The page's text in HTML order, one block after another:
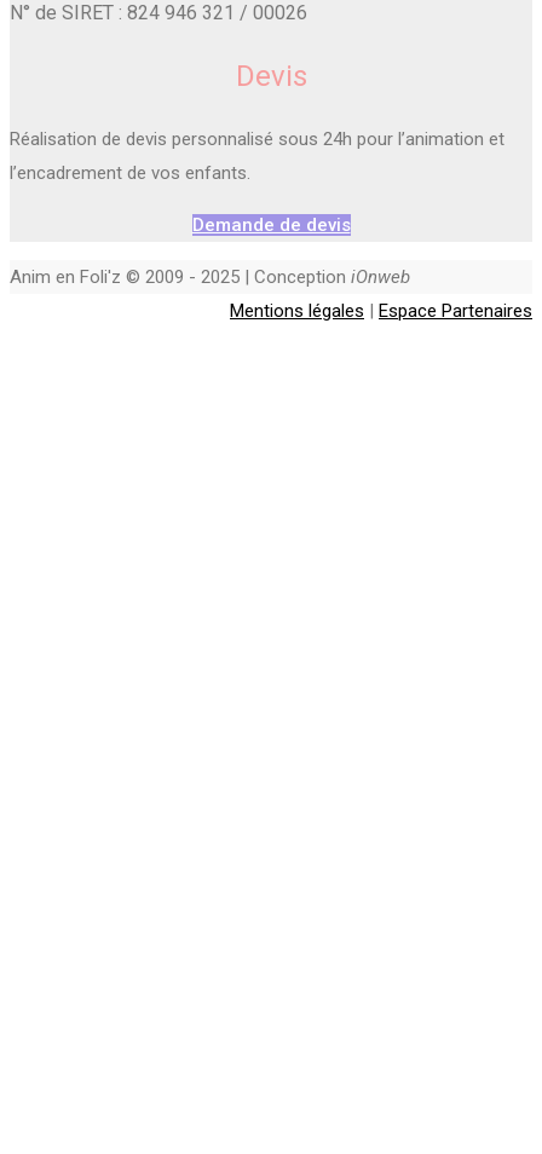
N° de SIRET : 824 946 321 / 00026
Devis
Réalisation de devis personnalisé sous 24h pour l’animation et
l’encadrement de vos enfants.
Demande de devis
Anim en Foli'z © 2009 - 2025 | Conception iOnweb
Mentions légales | Espace Partenaires